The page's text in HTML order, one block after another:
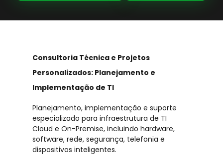
Consultoria Técnica e Projetos
Personalizados: Planejamento e
Implementação de TI
Planejamento, implementação e suporte
especializado para infraestrutura de TI
Cloud e On-Premise, incluindo hardware,
software, rede, segurança, telefonia e
dispositivos inteligentes.